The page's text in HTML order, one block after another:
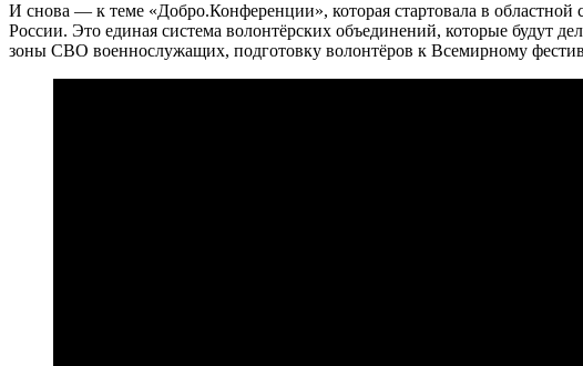
И снова — к теме «Добро.Конференции», которая стартовала в
России. Это единая система волонтёрских объединений, которые будут
зоны СВО военнослужащих, подготовку волонтёров к Всемирному